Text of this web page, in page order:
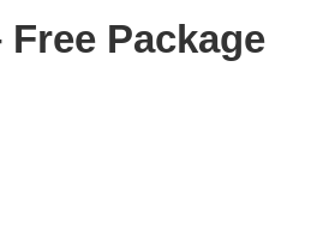
Free Package